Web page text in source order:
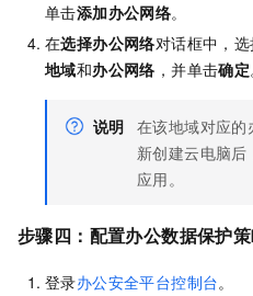
单击添加办公网络。
在选择办公网络对话框中，
地域和办公网络 ，并单击确定
说明 在该地域对应
新创建云电脑
应用。
步骤四：配置办公数据保护
登录办公安全平台控制台。